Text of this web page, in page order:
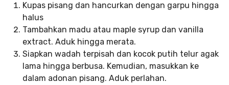
Kupas pisang dan hancurkan dengan garpu hingga
halus
Tambahkan madu atau maple syrup dan vanilla
extract. Aduk hingga merata.
Siapkan wadah terpisah dan kocok putih telur agak
lama hingga berbusa. Kemudian, masukkan ke
dalam adonan pisang. Aduk perlahan.